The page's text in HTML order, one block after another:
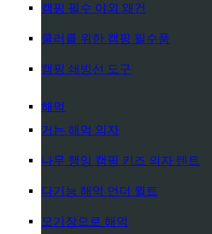
캠핑 필수 야외 왜건
쿨러를 위한 캠핑 필수품
캠핑 쇄빙선 도구
해먹
거는 해먹 의자
나무 행잉 캠핑 키즈 의자 텐트
다기능 해먹 언더 퀼트
모기장으로 해먹